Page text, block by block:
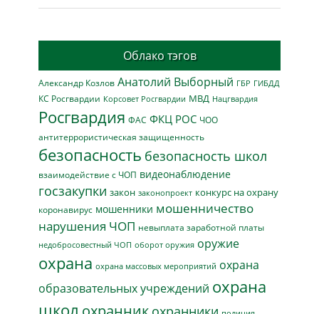
Облако тэгов
Александр Козлов Анатолий Выборный ГБР ГИБДД
КС Росгвардии Корсовет Росгвардии МВД Нацгвардия
Росгвардия ФАС ФКЦ РОС ЧОО
антитеррористическая защищенность
безопасность безопасность школ
взаимодействие с ЧОП видеонаблюдение
госзакупки закон законопроект конкурс на охрану
коронавирус мошенники мошенничество
нарушения ЧОП невыплата заработной платы
недобросовестный ЧОП оборот оружия оружие
охрана охрана массовых мероприятий охрана
образовательных учреждений охрана
школ